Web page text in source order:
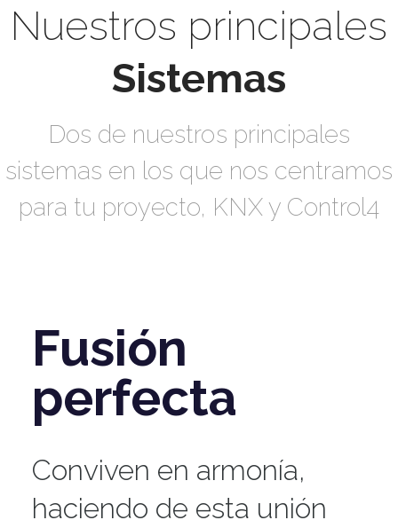
Nuestros principales
Sistemas
Dos de nuestros principales
sistemas en los que nos centramos
para tu proyecto, KNX y Control4
Fusión
perfecta
Conviven en armonía,
haciendo de esta unión